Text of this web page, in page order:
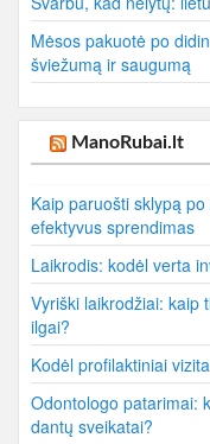
Mėsos pakuotė po
šviežumą ir saugumą
ManoRubai.lt
Kaip paruošti sklypą
efektyvus sprendimas
Laikrodis: kodėl verta
Vyriški laikrodžiai: kaip
ilgai?
Kodėl profilaktiniai
Odontologo patarimai:
dantų sveikatai?